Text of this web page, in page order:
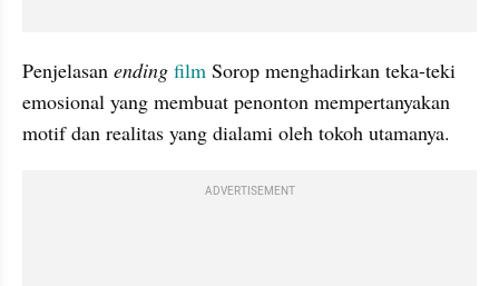
Penjelasan ending film Sorop menghadirkan teka-teki
emosional yang membuat penonton mempertanyakan
motif dan realitas yang dialami oleh tokoh utamanya.
ADVERTISEMENT